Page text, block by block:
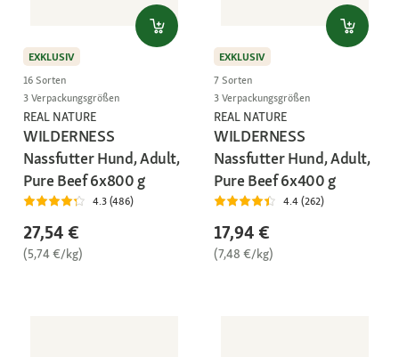
EXKLUSIV
16 Sorten
3 Verpackungsgrößen
REAL NATURE
WILDERNESS
Nassfutter Hund, Adult,
Pure Beef 6x800 g
4.3 (486)
27,54 €
(5,74 €/kg)
EXKLUSIV
7 Sorten
3 Verpackungsgrößen
REAL NATURE
WILDERNESS
Nassfutter Hund, Adult,
Pure Beef 6x400 g
4.4 (262)
17,94 €
(7,48 €/kg)